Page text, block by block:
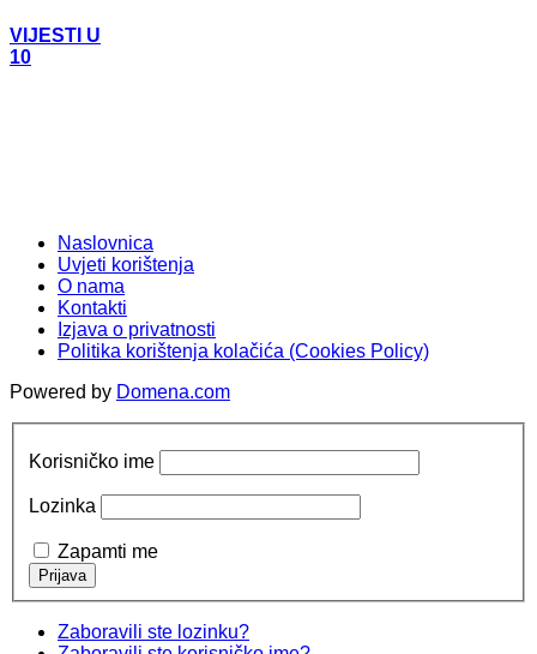
VIJESTI U
10
Naslovnica
Uvjeti korištenja
O nama
Kontakti
Izjava o privatnosti
Politika korištenja kolačića (Cookies Policy)
Powered by Domena.com
Korisničko ime
Lozinka
Zapamti me
Zaboravili ste lozinku?